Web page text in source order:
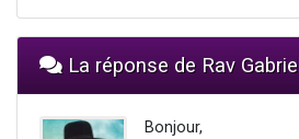
La réponse de Rav
Bonjour,